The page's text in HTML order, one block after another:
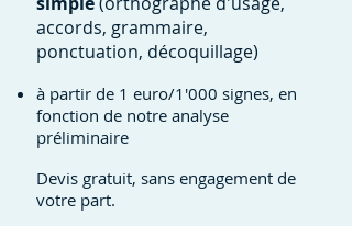
accords, grammaire,
ponctuation, décoquillage)
à partir de 1 euro/1'000 signes, en
fonction de notre analyse
préliminaire
Devis gratuit, sans engagement de
votre part.